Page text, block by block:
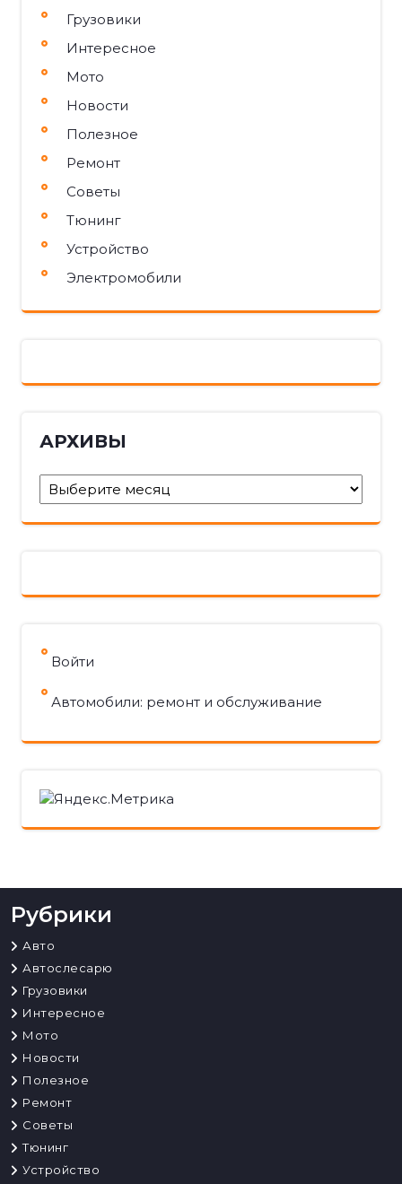
Грузовики
Интересное
Мото
Новости
Полезное
Ремонт
Советы
Тюнинг
Устройство
Электромобили
АРХИВЫ
Архивы
Войти
Автомобили: ремонт и обслуживание
Рубрики
Авто
Автослесарю
Грузовики
Интересное
Мото
Новости
Полезное
Ремонт
Советы
Тюнинг
Устройство